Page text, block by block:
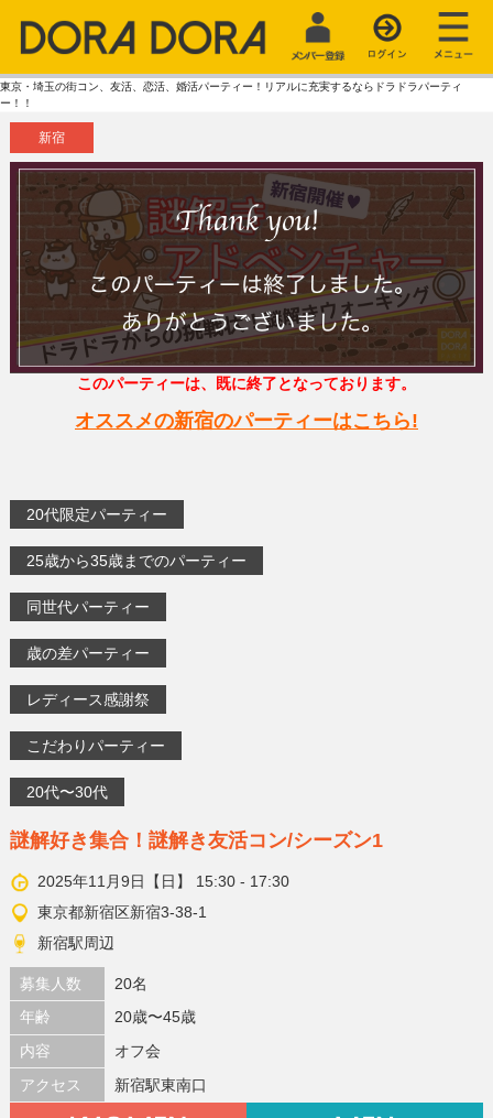
東京・埼玉の街コン、友活、恋活、婚活パーティー！リアルに充実するならドラドラパーティ
ー！！
新宿
このパーティーは、既に終了となっております。
オススメの新宿のパーティーはこちら!
20代限定パーティー
25歳から35歳までのパーティー
同世代パーティー
歳の差パーティー
レディース感謝祭
こだわりパーティー
20代〜30代
謎解好き集合！謎解き友活コン/シーズン1
2025年11月9日【日】 15:30 - 17:30
東京都新宿区新宿3-38-1
新宿駅周辺
募集人数
20名
年齢
20歳〜45歳
内容
オフ会
アクセス
新宿駅東南口